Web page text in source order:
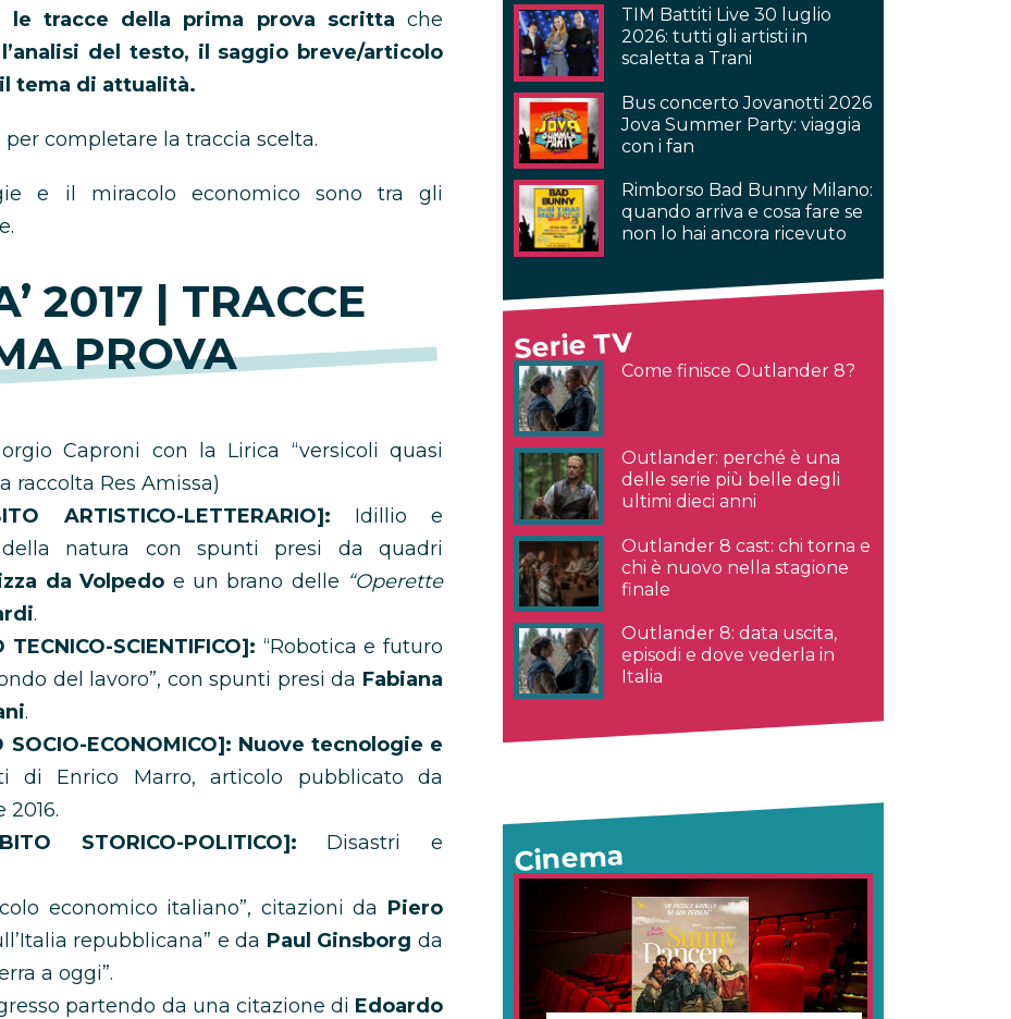
le tracce della prima prova scritta che
l’analisi del testo, il saggio breve/articolo
il tema di attualità.
completare la traccia scelta.
e il miracolo economico sono tra gli
2017 | TRACCE
PROVA
Caproni con la Lirica “versicoli quasi
raccolta Res Amissa)
ARTISTICO-LETTERARIO]: Idillio e
natura con spunti presi da quadri
da Volpedo e un brano delle “Operette
.
SCIENTIFICO]: “Robotica e futuro
del lavoro”, con spunti presi da Fabiana
.
SOCIO-ECONOMICO]: Nuove tecnologie e
Enrico Marro, articolo pubblicato da
2016.
STORICO-POLITICO]: Disastri e
economico italiano”, citazioni da Piero
repubblicana” e da Paul Ginsborg da
a oggi”.
partendo da una citazione di Edoardo
TIM Battiti Live 30 luglio
2026: tutti gli artisti in
scaletta a Trani
Bus concerto Jovanotti 2026
Jova Summer Party: viaggia
con i fan
Rimborso Bad Bunny Milano:
quando arriva e cosa fare se
non lo hai ancora ricevuto
Serie TV
Come finisce Outlander 8?
Outlander: perché è una
delle serie più belle degli
ultimi dieci anni
Outlander 8 cast: chi torna e
chi è nuovo nella stagione
finale
Outlander 8: data uscita,
episodi e dove vederla in
Italia
Cinema